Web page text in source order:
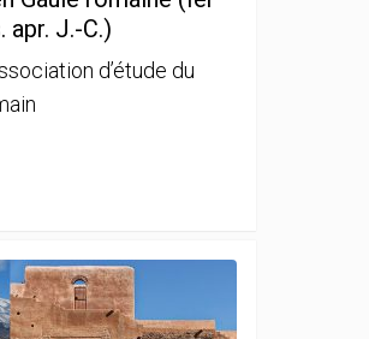
apr. J.-C.)
d’étude du